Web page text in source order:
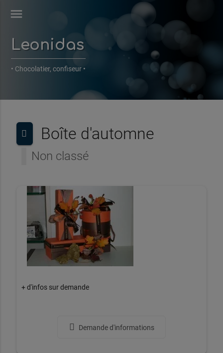
menu
Leonidas
• Chocolatier, confiseur •
Boîte d'automne
Non classé
+ d'infos sur demande
Demande d'informations